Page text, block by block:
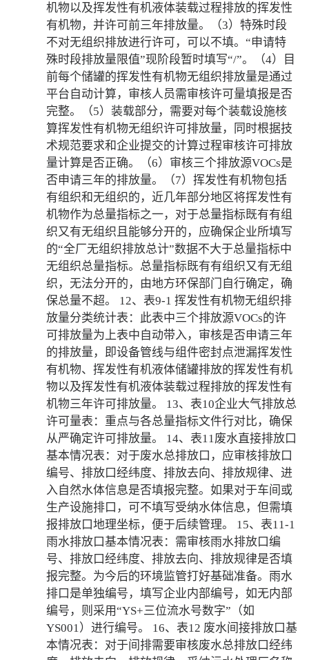
机物以及挥发性有机液体装载过程排放的挥发性
有机物，并许可前三年排放量。（3）特殊时段
不对无组织排放进行许可，可以不填。“申请特
殊时段排放量限值”现阶段暂时填写“/”。（4）目
前每个储罐的挥发性有机物无组织排放量是通过
平台自动计算，审核人员需审核许可量填报是否
完整。（5）装载部分，需要对每个装载设施核
算挥发性有机物无组织许可排放量，同时根据技
术规范要求和企业提交的计算过程审核许可排放
量计算是否正确。（6）审核三个排放源VOCs是
否申请三年的排放量。（7）挥发性有机物包括
有组织和无组织的，近几年部分地区将挥发性有
机物作为总量指标之一，对于总量指标既有有组
织又有无组织且能够分开的，应确保企业所填写
的“全厂无组织排放总计”数据不大于总量指标中
无组织总量指标。总量指标既有有组织又有无组
织，无法分开的，由地方环保部门自行确定，确
保总量不超。 12、表9-1 挥发性有机物无组织排
放量分类统计表：此表中三个排放源VOCs的许
可排放量为上表中自动带入，审核是否申请三年
的排放量，即设备管线与组件密封点泄漏挥发性
有机物、挥发性有机液体储罐排放的挥发性有机
物以及挥发性有机液体装载过程排放的挥发性有
机物三年许可排放量。 13、表10企业大气排放总
许可量表：重点与各总量指标文件行对比，确保
从严确定许可排放量。 14、表11废水直接排放口
基本情况表：对于废水总排放口，应审核排放口
编号、排放口经纬度、排放去向、排放规律、进
入自然水体信息是否填报完整。如果对于车间或
生产设施排口，可不填写受纳水体信息，但需填
报排放口地理坐标，便于后续管理。 15、表11-1
雨水排放口基本情况表：需审核雨水排放口编
号、排放口经纬度、排放去向、排放规律是否填
报完整。为今后的环境监管打好基础准备。雨水
排口是单独编号，填写企业内部编号，如无内部
编号，则采用“YS+三位流水号数字”（如
YS001）进行编号。 16、表12 废水间接排放口基
本情况表：对于间排需要审核废水总排放口经纬